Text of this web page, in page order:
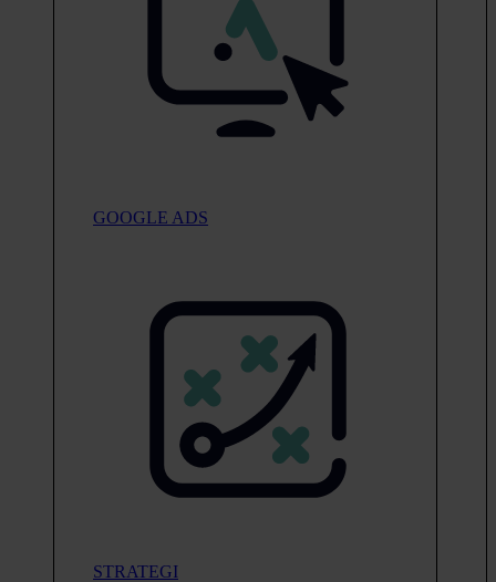
GOOGLE ADS
STRATEGI